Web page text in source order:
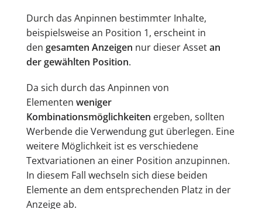
Durch das Anpinnen bestimmter Inhalte,
beispielsweise an Position 1, erscheint in
den gesamten Anzeigen nur dieser Assetan
der gewählten Position.
Da sich durch das Anpinnen von
Elementen weniger
Kombinationsmöglichkeiten ergeben, sollten
Werbende die Verwendung gut überlegen. Eine
weitere Möglichkeit ist es verschiedene
Textvariationen an einer Position anzupinnen.
In diesem Fall wechseln sich diese beiden
Elemente an dem entsprechenden Platz in der
Anzeige ab.